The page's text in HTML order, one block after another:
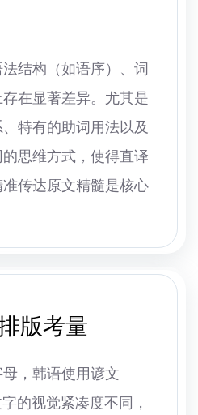
结构（如语序）、词
在显著差异。尤其是
特有的助词用法以及
思维方式，使得直译
传达原文精髓是核心
版考量
，韩语使用谚文
的视觉紧凑度不同，